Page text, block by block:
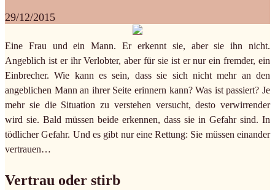
29/12/2015
Eine Frau und ein Mann. Er erkennt sie, aber sie ihn nicht.
Angeblich ist er ihr Verlobter, aber für sie ist er nur ein fremder, ein
Einbrecher. Wie kann es sein, dass sie sich nicht mehr an den
angeblichen Mann an ihrer Seite erinnern kann? Was ist passiert? Je
mehr sie die Situation zu verstehen versucht, desto verwirrender
wird sie. Bald müssen beide erkennen, dass sie in Gefahr sind. In
tödlicher Gefahr. Und es gibt nur eine Rettung: Sie müssen einander
vertrauen…
Vertrau oder stirb